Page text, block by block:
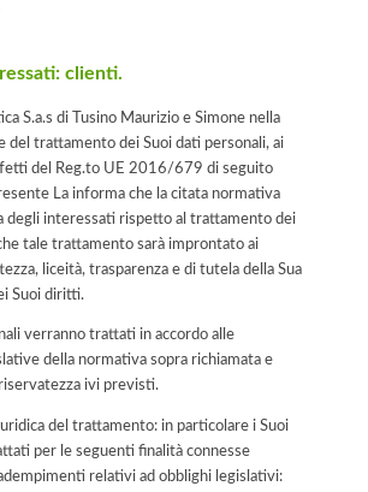
clienti.
S.a.s di Tusino Maurizio e Simone nella
del trattamento dei Suoi dati personali, ai
del Reg.to UE 2016/679 di seguito
La informa che la citata normativa
degli interessati rispetto al trattamento dei
tale trattamento sarà improntato ai
liceità, trasparenza e di tutela della Sua
Suoi diritti.
verranno trattati in accordo alle
della normativa sopra richiamata e
ivi previsti.
del trattamento: in particolare i Suoi
per le seguenti finalità connesse
relativi ad obblighi legislativi: